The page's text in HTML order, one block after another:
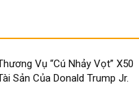
Vụ “Cú Nhảy Vọt” X50
Sản Của Donald Trump Jr.